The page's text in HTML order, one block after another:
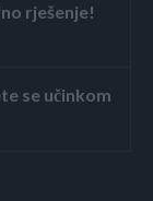
rješenje!
se učinkom